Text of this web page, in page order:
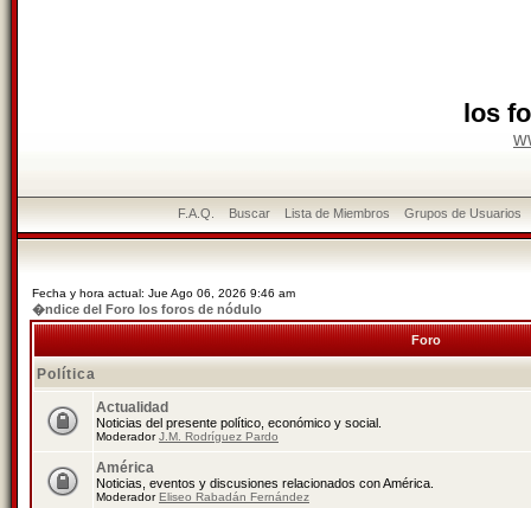
los
F.A.Q. Buscar Lista de Miembros Grupos de Usuarios
Fecha y hora actual: Jue Ago 06, 2026 9:46 am
�ndice del Foro los foros de nódulo
Foro
Política
Actualidad
Noticias del presente político, económico y social.
ModeradorJ.M. Rodríguez Pardo
América
Noticias, eventos y discusiones relacionados con América.
ModeradorEliseo Rabadán Fernández